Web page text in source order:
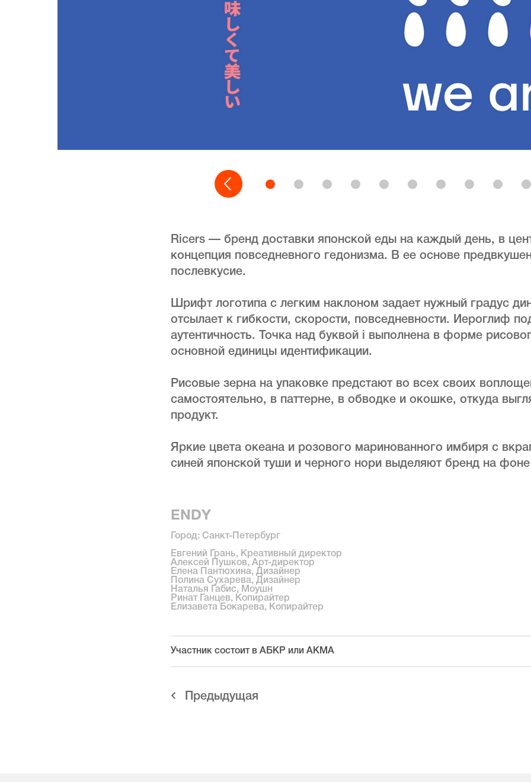
Ricers — бренд доставки японской еды на каждый день, в
концепция повседневного гедонизма. В ее основе
послевкусие.
Шрифт логотипа с легким наклоном задает нужный градус
отсылает к гибкости, скорости, повседневности. Иероглиф
аутентичность. Точка над буквой i выполнена в форме
основной единицы идентификации.
Рисовые зерна на упаковке предстают во всех своих
самостоятельно, в паттерне, в обводке и окошке, откуда
продукт.
Яркие цвета океана и розового маринованного имбиря с
синей японской туши и черного нори выделяют бренд на фоне
ENDY
Город: Санкт-Петербург
Евгений Грань, Креативный директор
Алексей Пушков, Арт-директор
Елена Пантюхина, Дизайнер
Полина Сухарева, Дизайнер
Наталья Габис, Моушн
Ринат Ганцев, Копирайтер
Елизавета Бокарева, Копирайтер
Участник состоит в АБКР или АКМА
Предыдущая